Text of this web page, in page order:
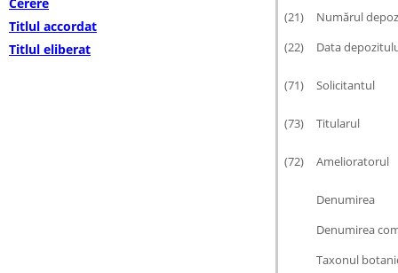
Titlul accordat
Titlul eliberat
(21)
Numărul
(22)
Data
(71) Solicitantul
(73) Titularul
(72) Amelioratorul
Denumirea
Denumirea
Taxonul